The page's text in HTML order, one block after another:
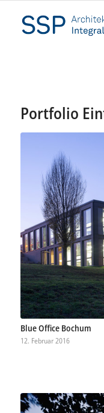
Portfolio
Blue Office Bochum
12. Februar 2016